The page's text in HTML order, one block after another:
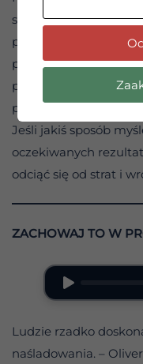
samooszukiwanie
prawdopodobnie
przynajmniej
przeciwnym razie nie
postępów w
Jeśli jakiś sposób
oczekiwanych
odciąć się od strat i
ZACHOWAJ TO W
Ludzie rzadko
naśladowania. –